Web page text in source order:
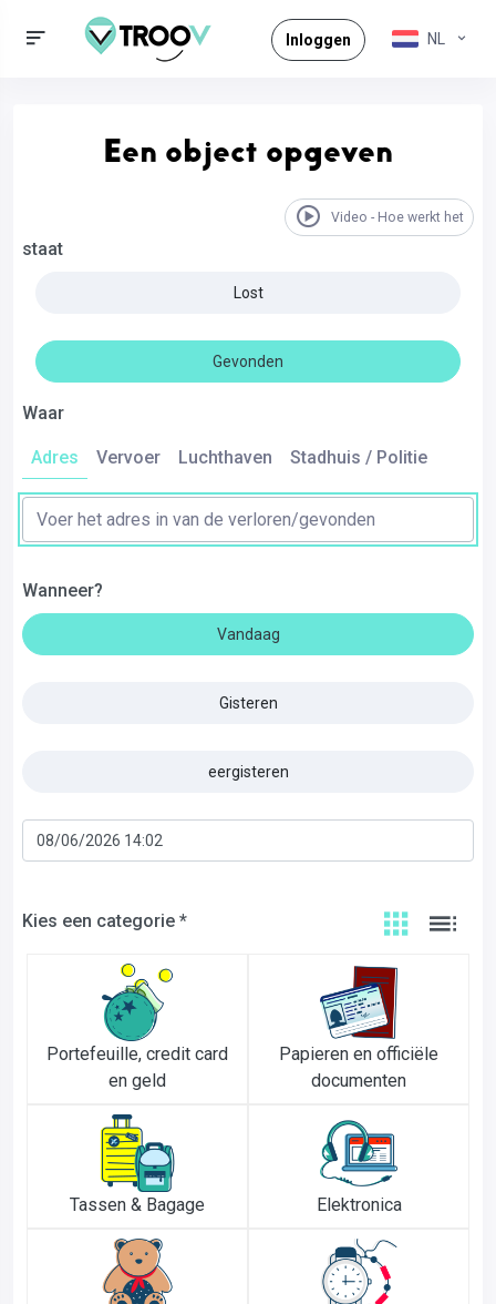
Inloggen NL
Een object opgeven
Video - Hoe werkt het
staat
Lost
Gevonden
Waar
Adres Vervoer Luchthaven Stadhuis / Politie
Wanneer?
Vandaag
Gisteren
eergisteren
Kies een categorie *
Portefeuille, credit card
en geld
Papieren en officiële
documenten
Tassen & Bagage Elektronica